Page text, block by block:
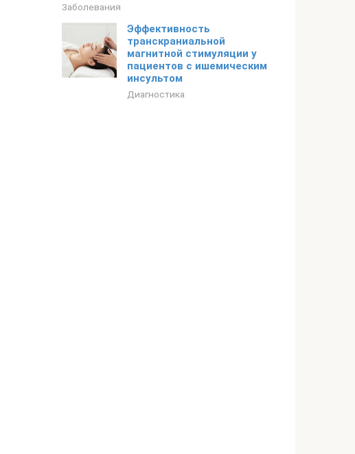
Заболевания
Эффективность
транскраниальной
магнитной стимуляции у
пациентов с ишемическим
инсультом
Диагностика